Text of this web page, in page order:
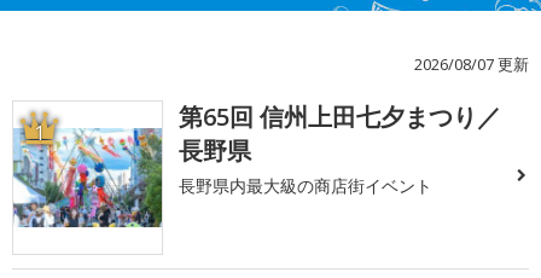
2026/08/07 更新
1
第65回 信州上田七夕まつり／
長野県
長野県内最大級の商店街イベント